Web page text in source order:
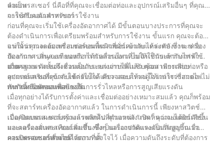
จำเป็น
คอมเพรสเซอร์ นี่คือที่ที่คุณจะเชื่อมต่อท่อและอุปกรณ์เสริมอื่นๆ ที่คุณ
จะใช้กับคอมเพรสเซอร์
การเตรียมตัวสำหรับการใช้งาน
ก่อนที่คุณจะเริ่มใช้เครื่องอัดอากาศได้ มีขั้นตอนบางประการที่คุณจะ
ต้องดำเนินการเพื่อเตรียมพร้อมสำหรับการใช้งาน ขั้นแรก คุณจะต้อง
แน่ใจว่าวางคอมเพรสเซอร์บนพื้นผิวที่มั่นคงและได้ระดับ ซึ่งจะช่วย
ป้องกันการสั่นสะเทือนหรือการเคลื่อนไหวที่ไม่จำเป็นระหว่างการใช้
งาน
จากนั้นคุณจะต้องเชื่อมต่อคอมเพรสเซอร์เข้ากับแหล่งพลังงาน เครื่อง
อัดอากาศ Jinyuan ของเราได้รับการออกแบบให้ใช้กับเต้ารับไฟฟ้า
มาตรฐาน ดังนั้นจึงควรเป็นกระบวนการที่ไม่ซับซ้อน เพียงเสียบ
คอมเพรสเซอร์เข้ากับเต้ารับใกล้เคียง และตรวจดูให้แน่ใจว่าสายไฟไม่
พันกันหรือหักงอแต่อย่างใด
เมื่อคอมเพรสเซอร์เชื่อมต่อกับแหล่งจ่ายไฟแล้ว คุณสามารถต่อท่อหรือ
อุปกรณ์เสริมที่คุณจะใช้ต่อไปได้ ตรวจสอบให้แน่ใจว่าการเชื่อมต่อ
เหล่านี้แน่นหนาเพื่อป้องกันการรั่วไหลหรือการสูญเสียแรงดัน
การสตาร์ทคอมเพรสเซอร์
เมื่อทุกอย่างได้รับการตั้งค่าและเชื่อมต่ออย่างเหมาะสมแล้ว คุณก็พร้อม
ที่จะสตาร์ทเครื่องอัดอากาศแล้ว ในการดำเนินการนี้ เพียงหาสวิตช์
เปิด/ปิดบนแผงควบคุมแล้วพลิกไปที่ตำแหน่ง "เปิด" คุณจะได้ยินเสียง
มอเตอร์คอมเพรสเซอร์ส่งเสียงหึ่งๆ และเกจวัดแรงดันเริ่มสูงขึ้นเมื่อ
คอมเพรสเซอร์เต็มไปด้วยอากาศ
เมื่อคอมเพรสเซอร์สร้างแรงกดดัน คุณอาจสังเกตเห็นว่ามอเตอร์ดังขึ้น
และเครื่องสั่นสะเทือนเพิ่มขึ้น ซึ่งเป็นเรื่องปกติและเป็นสัญญาณว่า
คอมเพรสเซอร์ทำงานได้ตามที่ตั้งใจไว้ เมื่อความดันถึงระดับที่ต้องการ
การปิดคอมเพรสเซอร์